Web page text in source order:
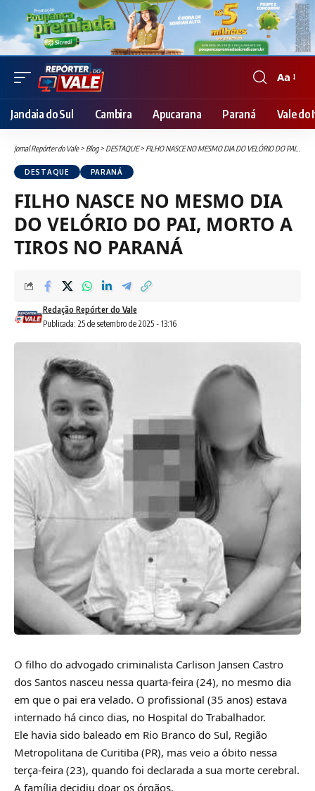
Font
Resizer
Aa
Jandaia do Sul Cambira Apucarana Paraná Vale do
Jornal Repórter do Vale> Blog> DESTAQUE> FILHO NASCE NO MESMO DIA DO VELÓRIO DO PAI, MORTO A TIROS NO PARANÁ
DESTAQUE PARANÁ
FILHO NASCE NO MESMO DIA
DO VELÓRIO DO PAI, MORTO A
TIROS NO PARANÁ
Publicada: 25 de setembro de 2025 - 13:16
Redação Repórter do Vale
O filho do advogado criminalista Carlison Jansen Castro
dos Santos nasceu nessa quarta-feira (24), no mesmo dia
em que o pai era velado. O profissional (35 anos) estava
internado há cinco dias, no Hospital do Trabalhador.
Ele havia sido baleado em Rio Branco do Sul, Região
Metropolitana de Curitiba (PR), mas veio a óbito nessa
terça-feira (23), quando foi declarada a sua morte cerebral.
A família decidiu doar os órgãos.